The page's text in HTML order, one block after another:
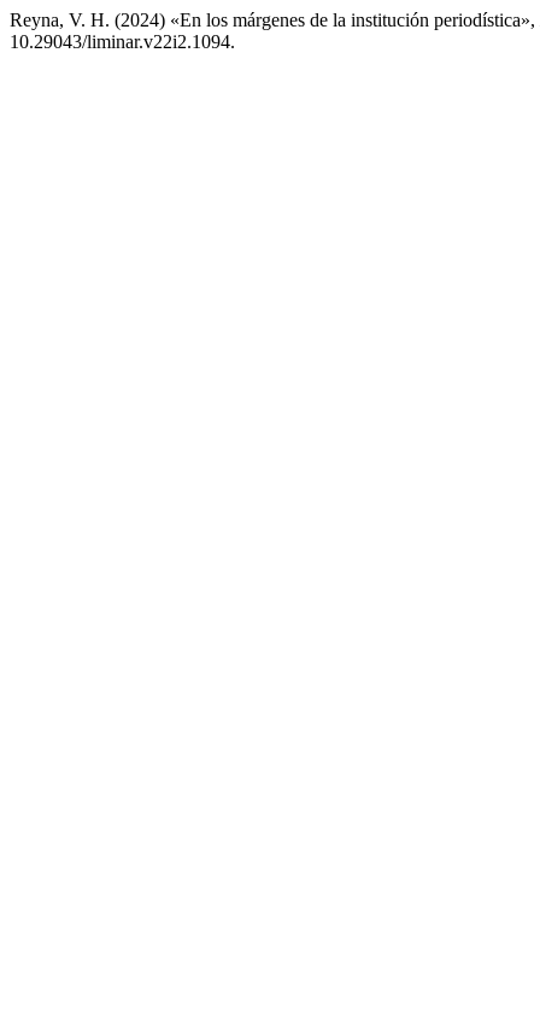
Reyna, V. H. (2024) «En los márgenes de la institución periodística»,
10.29043/liminar.v22i2.1094.